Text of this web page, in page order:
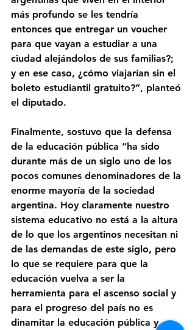
más profundo se les tendría
entonces que entregar un voucher
para que vayan a estudiar a una
ciudad alejándolos de sus familias?;
y en ese caso, ¿cómo viajarían sin el
boleto estudiantil gratuito?”, planteó
el diputado.
Finalmente, sostuvo que la defensa
de la educación pública “ha sido
durante más de un siglo uno de los
pocos comunes denominadores de la
enorme mayoría de la sociedad
argentina. Hoy claramente nuestro
sistema educativo no está a la altura
de lo que los argentinos necesitan ni
de las demandas de este siglo, pero
lo que se requiere para que la
educación vuelva a ser la
herramienta para el ascenso social y
para el progreso del país no es
dinamitar la educación pública y